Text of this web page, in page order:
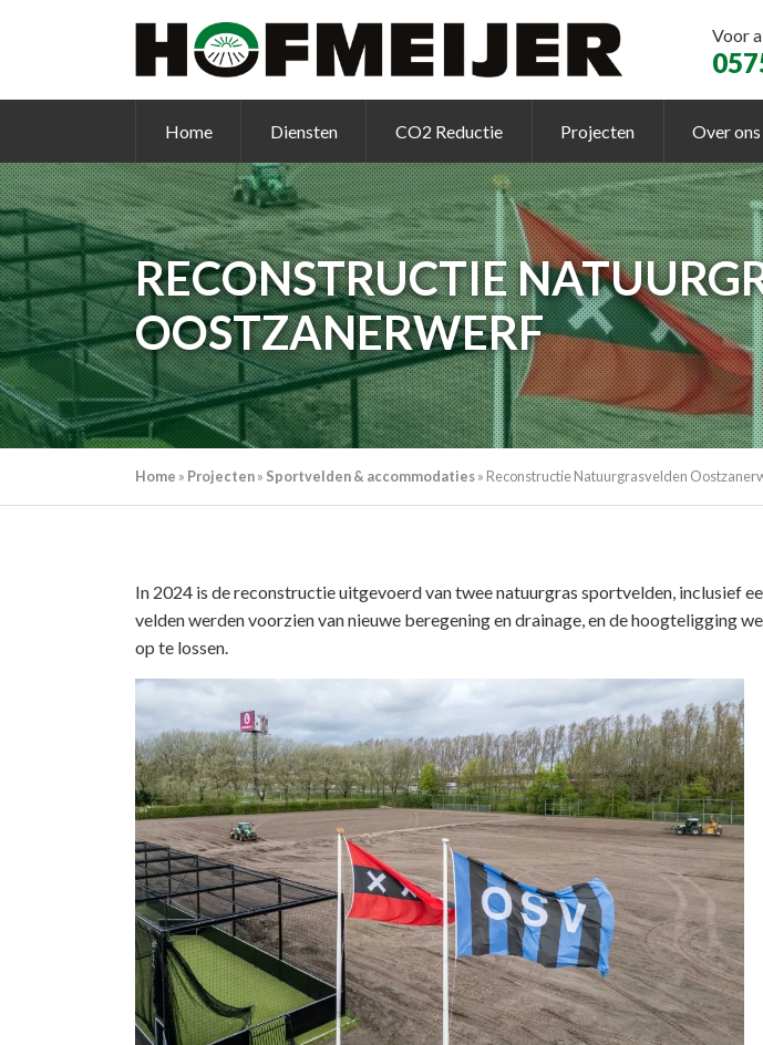
Voor
Home Diensten CO2 Reductie Projecten Over ons
RECONSTRUCTIE
OOSTZANERWERF
Home » Projecten» Sportvelden & accommodaties» Reconstructie Natuurgrasvelden
In 2024 is de reconstructie uitgevoerd van twee natuurgras sportvelden, inclusief
velden werden voorzien van nieuwe beregening en drainage, en de
op te lossen.